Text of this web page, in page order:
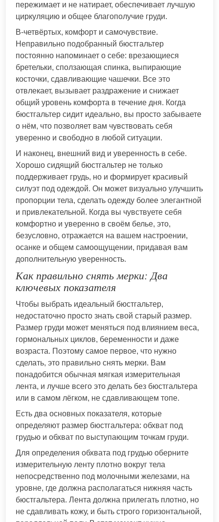
пережимает и не натирает, обеспечивает лучшую
циркуляцию и общее благополучие груди.
В-четвёртых, комфорт и самочувствие.
Неправильно подобранный бюстгальтер
постоянно напоминает о себе: врезающиеся
бретельки, сползающая спинка, выпирающие
косточки, сдавливающие чашечки. Все это
отвлекает, вызывает раздражение и снижает
общий уровень комфорта в течение дня. Когда
бюстгальтер сидит идеально, вы просто забываете
о нём, что позволяет вам чувствовать себя
уверенно и свободно в любой ситуации.
И наконец, внешний вид и уверенность в себе.
Хорошо сидящий бюстгальтер не только
поддерживает грудь, но и формирует красивый
силуэт под одеждой. Он может визуально улучшить
пропорции тела, сделать одежду более элегантной
и привлекательной. Когда вы чувствуете себя
комфортно и уверенно в своём белье, это,
безусловно, отражается на вашем настроении,
осанке и общем самоощущении, придавая вам
дополнительную уверенность.
Как правильно снять мерки: Два
ключевых показателя
Чтобы выбрать идеальный бюстгальтер,
недостаточно просто знать свой старый размер.
Размер груди может меняться под влиянием веса,
гормональных циклов, беременности и даже
возраста. Поэтому самое первое, что нужно
сделать, это правильно снять мерки. Вам
понадобится обычная мягкая измерительная
лента, и лучше всего это делать без бюстгальтера
или в самом лёгком, не сдавливающем топе.
Есть два основных показателя, которые
определяют размер бюстгальтера: обхват под
грудью и обхват по выступающим точкам груди.
Для определения обхвата под грудью оберните
измерительную ленту плотно вокруг тела
непосредственно под молочными железами, на
уровне, где должна располагаться нижняя часть
бюстгальтера. Лента должна прилегать плотно, но
не сдавливать кожу, и быть строго горизонтальной,